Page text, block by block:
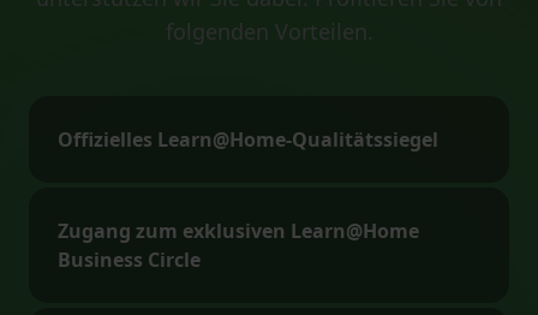
folgenden Vorteilen.
Offizielles Learn@Home-Qualitätssiegel
Zugang zum exklusiven Learn@Home
Business Circle